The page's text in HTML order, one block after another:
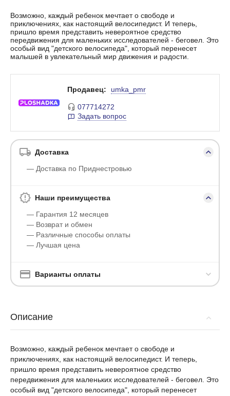
Возможно, каждый ребенок мечтает о свободе и
приключениях, как настоящий велосипедист. И теперь,
пришло время представить невероятное средство
передвижения для маленьких исследователей - беговел. Это
особый вид "детского велосипеда", который перенесет
малышей в увлекательный мир движения и радости.
Продавец: umka_pmr
077714272
Задать вопрос
Доставка
— Доставка по Приднестровью
Наши преимущества
— Гарантия 12 месяцев
— Возврат и обмен
— Различные способы оплаты
— Лучшая цена
Варианты оплаты
Описание
Возможно, каждый ребенок мечтает о свободе и
приключениях, как настоящий велосипедист. И теперь,
пришло время представить невероятное средство
передвижения для маленьких исследователей - беговел. Это
особый вид "детского велосипеда", который перенесет